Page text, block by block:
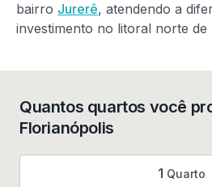
bairro Jurerê, atendendo a
investimento no litoral norte de
Quantos quartos você
Florianópolis
1 Quarto